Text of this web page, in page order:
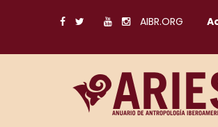
AIBR.ORG